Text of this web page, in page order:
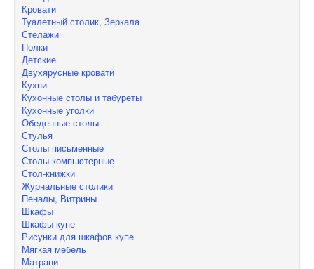
Кровати
Туалетный столик, Зеркала
Стелажи
Полки
Детские
Двухярусные кровати
Кухни
Кухонные столы и табуреты
Кухонные уголки
Обеденные столы
Стулья
Столы письменные
Столы компьютерные
Стол-книжки
Журнальные столики
Пеналы, Витрины
Шкафы
Шкафы-купе
Рисунки для шкафов купе
Мягкая мебель
Матраци